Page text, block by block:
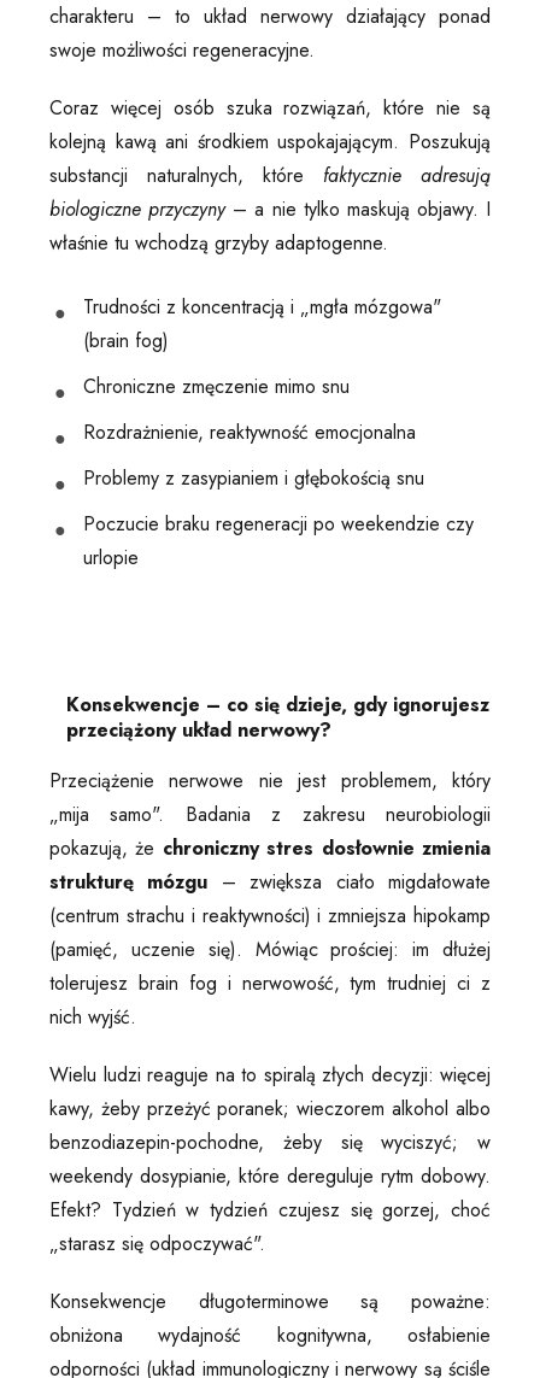
charakteru – to układ nerwowy działający ponad
swoje możliwości regeneracyjne.
Coraz więcej osób szuka rozwiązań, które nie są
kolejną kawą ani środkiem uspokajającym. Poszukują
substancji naturalnych, które faktycznie adresują
biologiczne przyczyny– a nie tylko maskują objawy. I
właśnie tu wchodzą grzyby adaptogenne.
Trudności z koncentracją i „mgła mózgowa"
(brain fog)
Chroniczne zmęczenie mimo snu
Rozdrażnienie, reaktywność emocjonalna
Problemy z zasypianiem i głębokością snu
Poczucie braku regeneracji po weekendzie czy
urlopie
Konsekwencje – co się dzieje, gdy ignorujesz
przeciążony układ nerwowy?
Przeciążenie nerwowe nie jest problemem, który
„mija samo". Badania z zakresu neurobiologii
pokazują, że chroniczny stres dosłownie zmienia
strukturę mózgu – zwiększa ciało migdałowate
(centrum strachu i reaktywności) i zmniejsza hipokamp
(pamięć, uczenie się). Mówiąc prościej: im dłużej
tolerujesz brain fog i nerwowość, tym trudniej ci z
nich wyjść.
Wielu ludzi reaguje na to spiralą złych decyzji: więcej
kawy, żeby przeżyć poranek; wieczorem alkohol albo
benzodiazepin-pochodne, żeby się wyciszyć; w
weekendy dosypianie, które dereguluje rytm dobowy.
Efekt? Tydzień w tydzień czujesz się gorzej, choć
„starasz się odpoczywać".
Konsekwencje długoterminowe są poważne:
obniżona wydajność kognitywna, osłabienie
odporności (układ immunologiczny i nerwowy są ściśle